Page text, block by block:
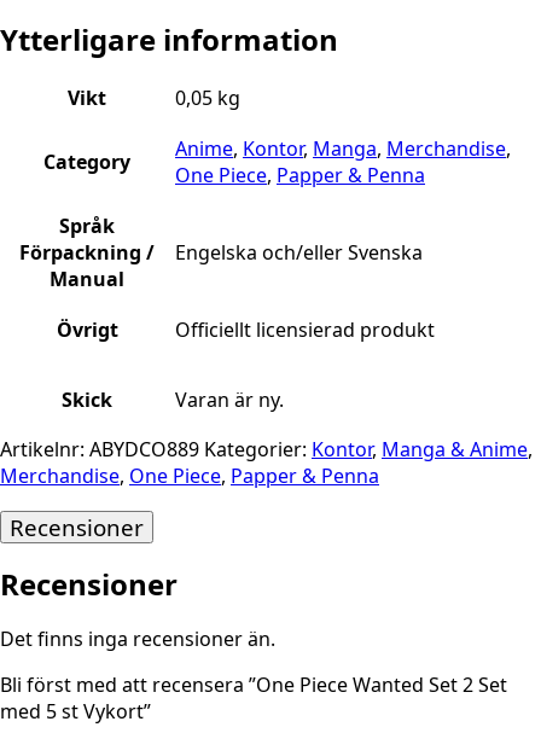
Ytterligare information
Vikt 0,05 kg
Category Anime, Kontor, Manga, Merchandise,
One Piece, Papper & Penna
Språk
Förpackning /
Manual
Engelska och/eller Svenska
Övrigt Officiellt licensierad produkt
Skick
Varan är ny.
Artikelnr: ABYDCO889 Kategorier: Kontor, Manga & Anime,
Merchandise, One Piece, Papper & Penna
Recensioner
Recensioner
Det finns inga recensioner än.
Bli först med att recensera ”One Piece Wanted Set 2 Set
med 5 st Vykort”